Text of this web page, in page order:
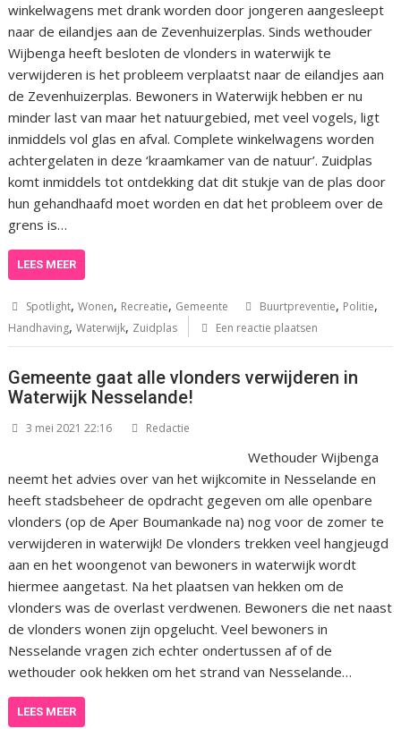
winkelwagens met drank worden door jongeren aangesleept
naar de eilandjes aan de Zevenhuizerplas. Sinds wethouder
Wijbenga heeft besloten de vlonders in waterwijk te
verwijderen is het probleem verplaatst naar de eilandjes aan
de Zevenhuizerplas. Bewoners in Waterwijk hebben er nu
minder last van maar het natuurgebied, met veel vogels, ligt
inmiddels vol glas en afval. Complete winkelwagens worden
achtergelaten in deze ‘kraamkamer van de natuur’. Zuidplas
komt inmiddels tot ontdekking dat dit stukje van de plas door
hun gehandhaafd moet worden en dat het probleem over de
grens is…
LEES MEER
Spotlight,Wonen, Recreatie, Gemeente Buurtpreventie, Politie,
Handhaving,Waterwijk, Zuidplas Een reactie plaatsen
Gemeente gaat alle vlonders verwijderen in
Waterwijk Nesselande!
3 mei 2021 22:16 Redactie
Wethouder Wijbenga
neemt het advies over van het wijkcomite in Nesselande en
heeft stadsbeheer de opdracht gegeven om alle openbare
vlonders (op de Aper Boumankade na) nog voor de zomer te
verwijderen in waterwijk! De vlonders trekken veel hangjeugd
aan en het woongenot van bewoners in waterwijk wordt
hiermee aangetast. Na het plaatsen van hekken om de
vlonders was de overlast verdwenen. Bewoners die net naast
de vlonders wonen zijn opgelucht. Veel bewoners in
Nesselande vragen zich echter ondertussen af of de
wethouder ook hekken om het strand van Nesselande…
LEES MEER